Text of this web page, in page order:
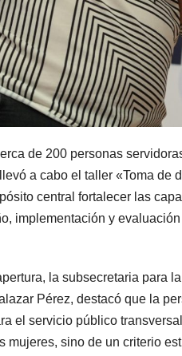
de 200 personas
a cabo el taller «Toma de
central fortalecer las
implementación y
la subsecretaria para
Pérez, destacó que la
el servicio público
mujeres, sino de un criterio